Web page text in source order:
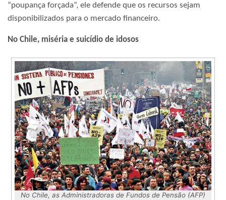
“poupança forçada”, ele defende que os recursos sejam
disponibilizados para o mercado financeiro.
No Chile, miséria e suicídio de idosos
No Chile, as Administradoras de Fundos de Pensão (AFP)